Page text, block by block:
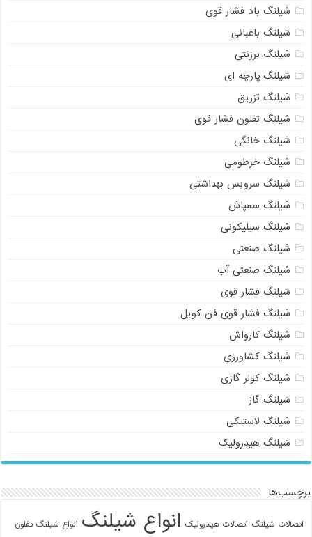
شیلنگ باد فشار قوی
شیلنگ باغبانی
شیلنگ برزنتی
شیلنگ پارچه‌ ای
شیلنگ تزریق
شیلنگ تفلون فشار قوی
شیلنگ خانگی
شیلنگ خرطومی
شیلنگ سرویس بهداشتی
شیلنگ سمپاش
شیلنگ سیلیکونی
شیلنگ صنعتی
شیلنگ صنعتی آب
شیلنگ فشار قوی
شیلنگ فشار قوی فن کویل
شیلنگ کارواش
شیلنگ کشاورزی
شیلنگ کولر گازی
شیلنگ گاز
شیلنگ لاستیکی
شیلنگ هیدرولیک
برچسب‌ها
اتصالات شیلنگ اتصالات هیدرولیک انواع شیلنگ انواع شیلنگ تفلون